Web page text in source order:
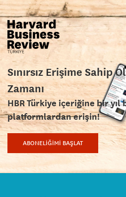
Sınırsız Erişime Sahip
Zamanı
HBR Türkiye içeriğine bir yıl
platformlardan erişin!
ABONELİĞİMİ BAŞLAT